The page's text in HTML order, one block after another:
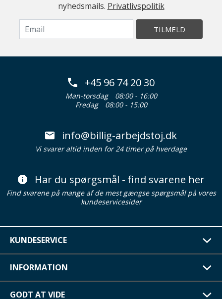
nyhedsmails. Privatlivspolitik
TILMELD
+45 96 74 20 30
Man-torsdag
08:00 - 16:00
Fredag
08:00 - 15:00
info@billig-arbejdstoj.dk
Vi svarer altid inden for 24 timer på hverdage
Har du spørgsmål - find svarene her
Find svarene på mange af de mest gængse spørgsmål på vores
kundeservicesider
KUNDESERVICE
INFORMATION
GODT AT VIDE